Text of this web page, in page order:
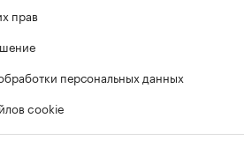
прав
персональных данных
cookie